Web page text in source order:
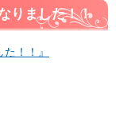
りました！！
！！』